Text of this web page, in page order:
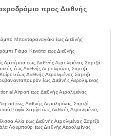
προς Διεθνής
Μπανταραναγιάκι έως Διεθνής
Γιόμο Κενιάτα έως Διεθνής
Αμπέμπα έως Διεθνής Αερολιμένας Σαρτζά
έως Διεθνής Αερολιμένας Σαρτζά
έως Διεθνής Αερολιμένας Σαρτζά
έως Διεθνής Αερολιμένας
Airport έως Διεθνής Αερολιμένας
έως Διεθνής Αερολιμένας Σαρτζά
Ραφίκ Χαρίρι έως Διεθνής Αερολιμένας
Αλία έως Διεθνής Αερολιμένας Σαρτζά
Λουμπούρ έως Διεθνής Αερολιμένας